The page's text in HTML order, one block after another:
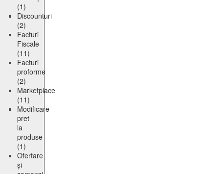
(1)
Discounturi
(2)
Facturi
Fiscale
(11)
Facturi
proforme
(2)
Marketplace
(11)
Modificare
pret
la
produse
(1)
Ofertare
și